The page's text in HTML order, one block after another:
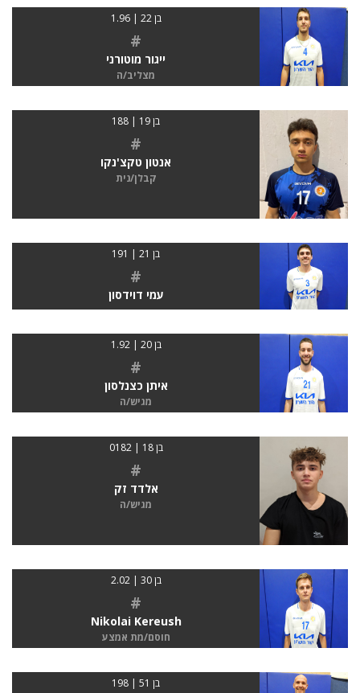
בן 22 | 1.96
#
ייגור מוטורני
מצליב/ה
בן 19 | 188
#
אנטון טקצ'נקו
קבלן/נית
בן 21 | 191
#
עמי דוידסון
בן 20 | 1.92
#
איתן כצנלסון
מגיש/ה
בן 18 | 0182
#
אלדד זק
מגיש/ה
בן 30 | 2.02
#
Nikolai Kereush
חוסם/מת אמצע
בן 51 | 198